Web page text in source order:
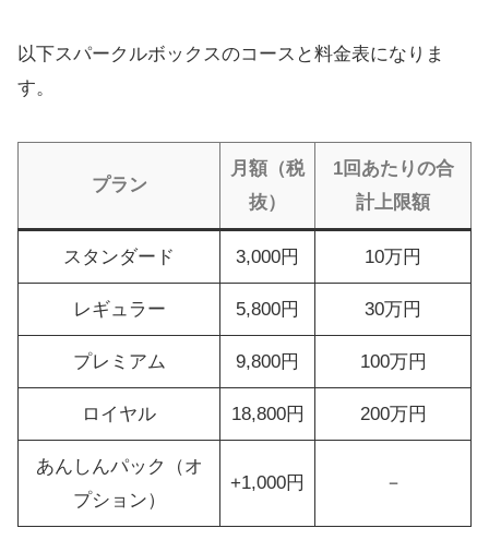
以下スパークルボックスのコースと料金表になりま
す。
プラン
月額（税
抜）
1回あたりの合
計上限額
スタンダード 3,000円 10万円
レギュラー 5,800円 30万円
プレミアム 9,800円 100万円
ロイヤル 18,800円 200万円
あんしんパック（オ
プション）
+1,000円 －